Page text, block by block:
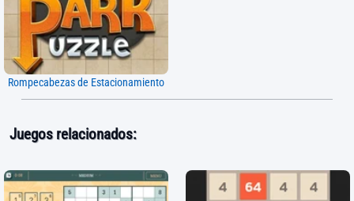
Rompecabezas de Estacionamiento
Juegos relacionados: